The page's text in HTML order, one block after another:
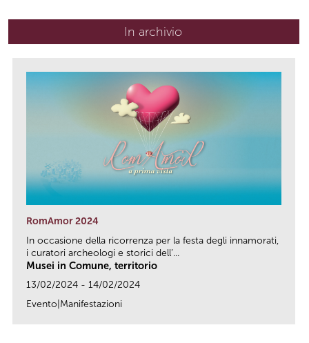
In archivio
RomAmor 2024
In occasione della ricorrenza per la festa degli innamorati,
i curatori archeologi e storici dell’...
Musei in Comune, territorio
13/02/2024 - 14/02/2024
Evento|Manifestazioni